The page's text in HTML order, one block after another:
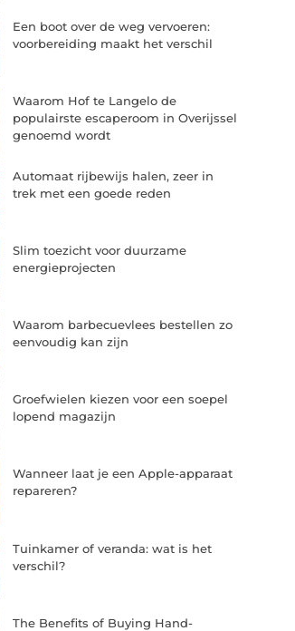
Een boot over de weg vervoeren:
voorbereiding maakt het verschil
Waarom Hof te Langelo de
populairste escaperoom in Overijssel
genoemd wordt
Automaat rijbewijs halen, zeer in
trek met een goede reden
Slim toezicht voor duurzame
energieprojecten
Waarom barbecuevlees bestellen zo
eenvoudig kan zijn
Groefwielen kiezen voor een soepel
lopend magazijn
Wanneer laat je een Apple-apparaat
repareren?
Tuinkamer of veranda: wat is het
verschil?
The Benefits of Buying Hand-